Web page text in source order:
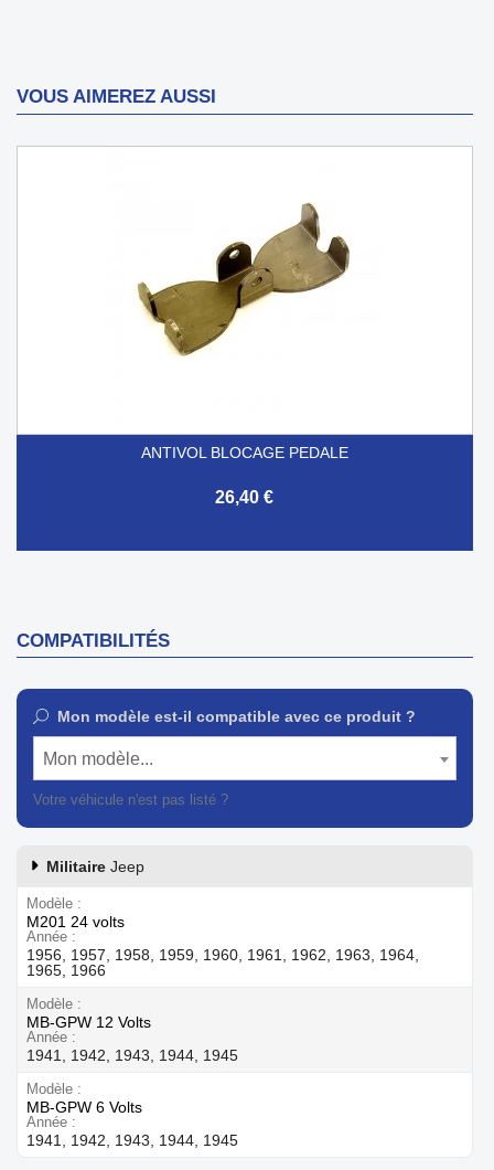
VOUS AIMEREZ AUSSI
ANTIVOL BLOCAGE PEDALE
26,40 €
COMPATIBILITÉS
Mon modèle est-il compatible avec ce produit ?
Mon modèle...
Votre véhicule n'est pas listé ?
Militaire Jeep
Modèle
M201 24 volts
Année
1956, 1957, 1958, 1959, 1960, 1961, 1962, 1963, 1964,
1965, 1966
Modèle
MB-GPW 12 Volts
Année
1941, 1942, 1943, 1944, 1945
Modèle
MB-GPW 6 Volts
Année
1941, 1942, 1943, 1944, 1945